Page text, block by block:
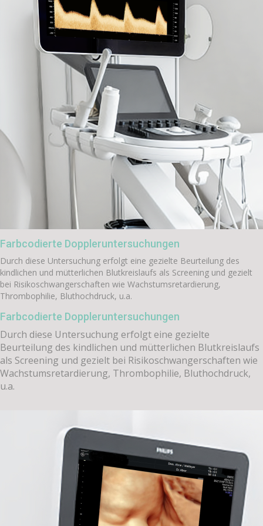
Farbcodierte Doppleruntersuchungen
Durch diese Untersuchung erfolgt eine gezielte Beurteilung des
kindlichen und mütterlichen Blutkreislaufs als Screening und gezielt
bei Risikoschwangerschaften wie Wachstumsretardierung,
Thrombophilie, Bluthochdruck, u.a.
Farbcodierte Doppleruntersuchungen
Durch diese Untersuchung erfolgt eine gezielte
Beurteilung des kindlichen und mütterlichen Blutkreislaufs
als Screening und gezielt bei Risikoschwangerschaften wie
Wachstumsretardierung, Thrombophilie, Bluthochdruck,
u.a.